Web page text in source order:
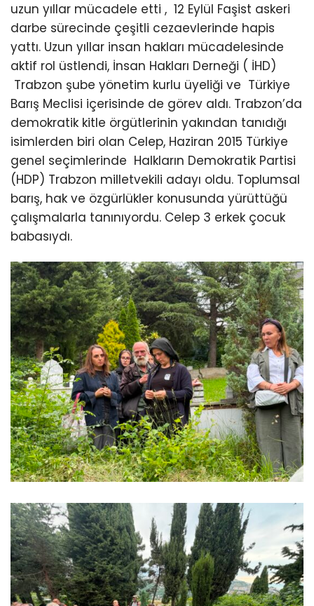
uzun yıllar mücadele etti , 12 Eylül Faşist askeri
darbe sürecinde çeşitli cezaevlerinde hapis
yattı. Uzun yıllar insan hakları mücadelesinde
aktif rol üstlendi, İnsan Hakları Derneği ( İHD)
Trabzon şube yönetim kurlu üyeliği ve Türkiye
Barış Meclisi içerisinde de görev aldı. Trabzon’da
demokratik kitle örgütlerinin yakından tanıdığı
isimlerden biri olan Celep, Haziran 2015 Türkiye
genel seçimlerinde Halkların Demokratik Partisi
(HDP) Trabzon milletvekili adayı oldu. Toplumsal
barış, hak ve özgürlükler konusunda yürüttüğü
çalışmalarla tanınıyordu. Celep 3 erkek çocuk
babasıydı.